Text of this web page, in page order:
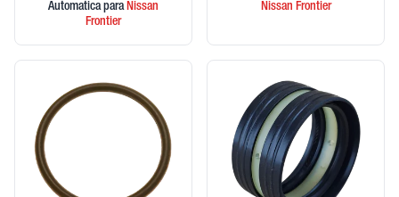
Automatica paraNissan
Frontier
Nissan Frontier